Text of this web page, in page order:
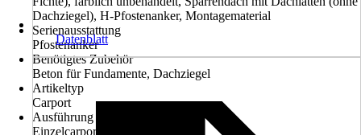
Dachziegel), H-Pfostenanker, Montagematerial
Serienausstattung
Pfostenanker
Benötigtes Zubehör
Beton für Fundamente, Dachziegel
Artikeltyp
Carport
Ausführung
Einzelcarport
Datenblatt